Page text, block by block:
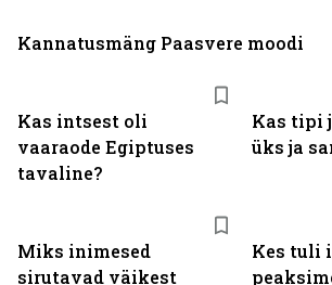
Kas intsest oli
vaaraode Egiptuses
tavaline?
Kas tipi
üks ja
Miks inimesed
sirutavad väikest
Kes tuli
Kannatusmäng Paasvere moodi